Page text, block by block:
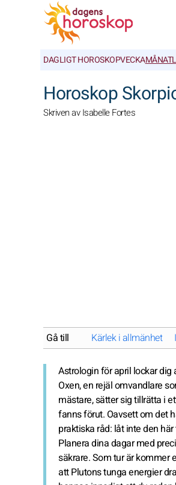
DAGLIGT HOROSKOPVECKA
Horoskop
Skriven av Isabelle Fortes
Gå till Kärlek i allmänhet
Astrologin för april lockar
Oxen, en rejäl omvandlare
mästare, sätter sig tillrätta i
fanns förut. Oavsett om det
praktiska råd: låt inte den
Planera dina dagar med
säkrare. Som tur är kommer
att Plutons tunga energier